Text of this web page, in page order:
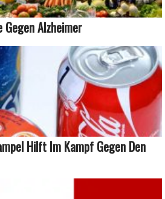
Gegen Alzheimer
Hilft Im Kampf Gegen Den